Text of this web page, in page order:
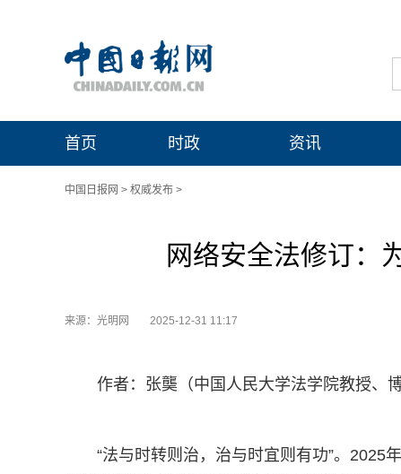
首页 时政 资讯
中国日报网 > 权威发布 >
网络安全法修订：
来源：光明网 2025-12-31 11:17
作者：张龑（中国人民大学法学院教授、
“法与时转则治，治与时宜则有功”。2025